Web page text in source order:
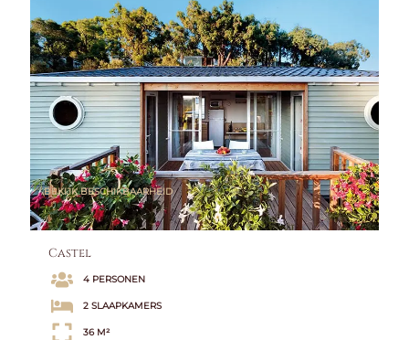
BEKIJK BESCHIKBAARHEID
Castel
4 PERSONEN
2 SLAAPKAMERS
36 M²